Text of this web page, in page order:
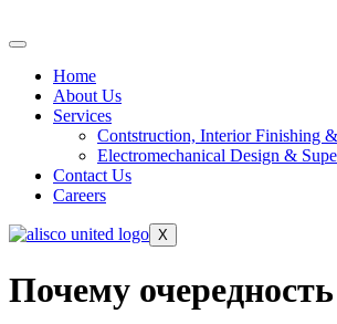
Home
About Us
Services
Contstruction, Interior Finishing
Electromechanical Design &
Contact Us
Careers
X
Почему